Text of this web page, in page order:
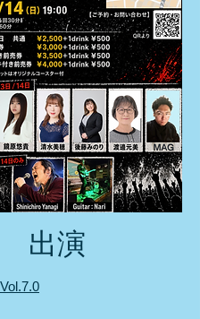
出演